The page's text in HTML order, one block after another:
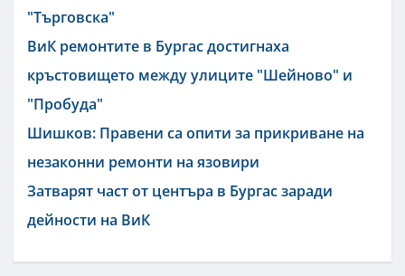
"Търговска"
ВиК ремонтите в Бургас достигнаха
кръстовището между улиците "Шейново" и
"Пробуда"
Шишков: Правени са опити за прикриване на
незаконни ремонти на язовири
Затварят част от центъра в Бургас заради
дейности на ВиК